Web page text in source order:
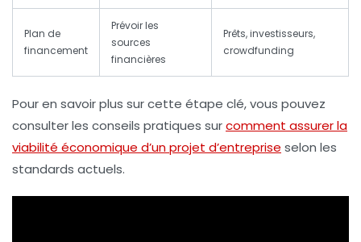
Plan de
financement
Prévoir les
sources
financières
Prêts, investisseurs,
crowdfunding
Pour en savoir plus sur cette étape clé, vous pouvez
consulter les conseils pratiques surcomment assurer la
viabilité économique d’un projet d’entreprise selon les
standards actuels.